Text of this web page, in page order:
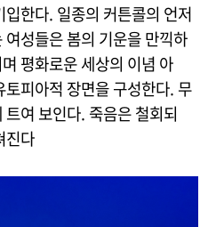
한다. 일종의 커튼콜의 언저
성들은 봄의 기운을 만끽하
평화로운 세상의 이념 아
피아적 장면을 구성한다. 무
여 보인다. 죽음은 철회되
진다